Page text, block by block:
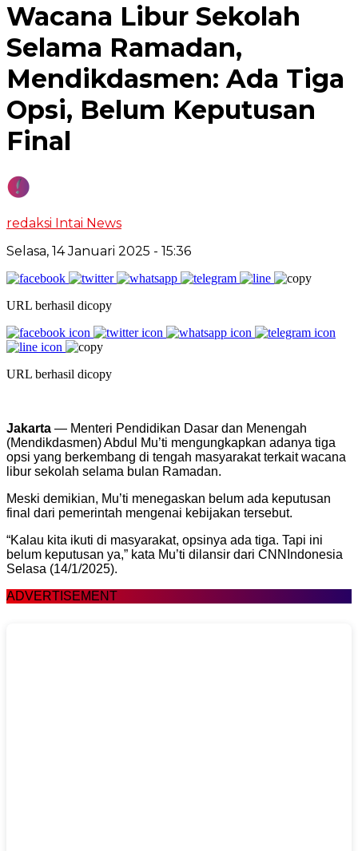
Wacana Libur Sekolah
Selama Ramadan,
Mendikdasmen: Ada Tiga
Opsi, Belum Keputusan
Final
redaksi Intai News
Selasa, 14 Januari 2025 - 15:36
URL berhasil dicopy
URL berhasil dicopy
Jakarta — Menteri Pendidikan Dasar dan Menengah
(Mendikdasmen) Abdul Mu’ti mengungkapkan adanya tiga
opsi yang berkembang di tengah masyarakat terkait wacana
libur sekolah selama bulan Ramadan.
Meski demikian, Mu’ti menegaskan belum ada keputusan
final dari pemerintah mengenai kebijakan tersebut.
“Kalau kita ikuti di masyarakat, opsinya ada tiga. Tapi ini
belum keputusan ya,” kata Mu’ti dilansir dari CNNIndonesia
Selasa (14/1/2025).
ADVERTISEMENT